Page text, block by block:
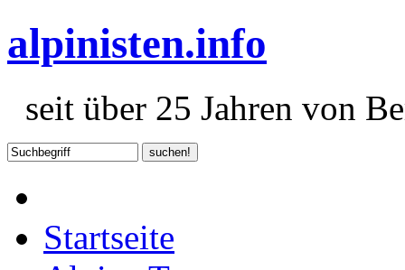
alpinisten.info
seit über 25 Jahren von
Startseite